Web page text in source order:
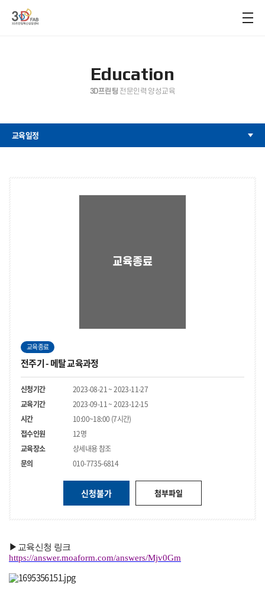
Education
3D프린팅 전문인력 양성교육
교육일정
교육종료
전주기 - 메탈 교육과정
신청기간
2023-08-21 ~ 2023-11-27
교육기간
2023-09-11 ~ 2023-12-15
시간
10:00~18:00 (7시간)
접수인원
12명
교육장소
상세내용 참조
문의
010-7735-6814
신청불가 첨부파일
▶ 교육신청 링크
https://answer.moaform.com/answers/Mjv0Gm